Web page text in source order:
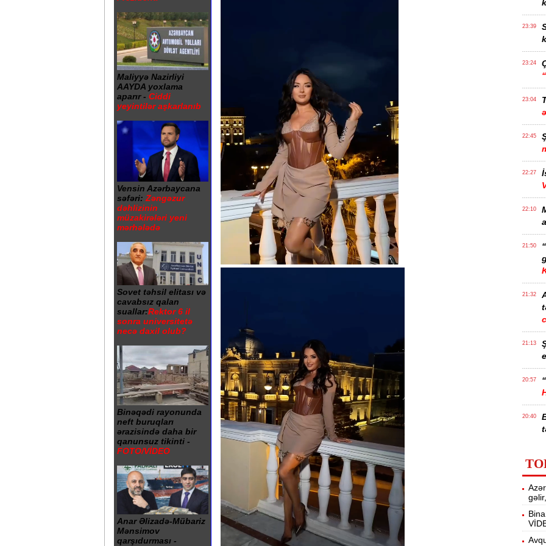
Maliyyə Nazirliyi
AAYDA yoxlama
aparır - Ciddi
yeyintilər aşkarlanıb
Vensin Azərbaycana
səfəri: Zəngəzur
dəhlizinin
müzakirələri yeni
mərhələdə
Sovet təhsil elitası və
cavabsız qalan
suallar:Rektor 6 il
sonra universitetə
necə daxil olub?
Binəqədi rayonunda
neft buruqları
ərazisində daha bir
qanunsuz tikinti -
FOTO/VİDEO
Anar Əlizadə-Mübariz
Mənsimov
qarşıdurması -
23:39
23:24
23:04
22:45
22:27
22:10
21:50
21:32
21:13
20:57
20:40
20:06
19:48